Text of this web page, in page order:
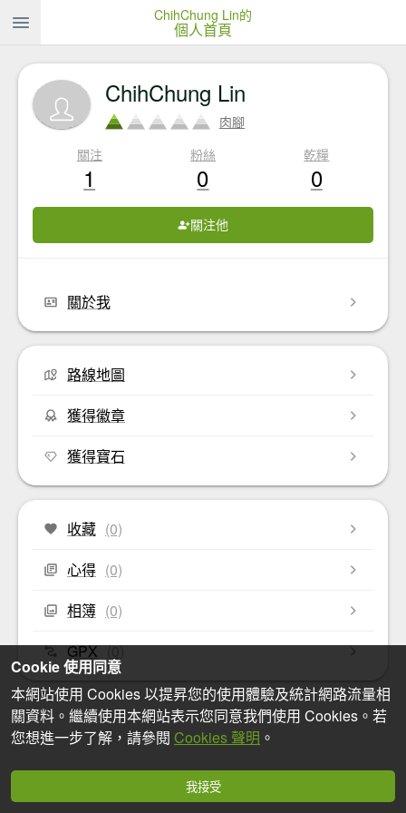
ChihChung Lin的
個人首頁
ChihChung Lin
肉腳
關注
1
粉絲
0
乾糧
0
關注他
關於我
路線地圖
獲得徽章
獲得寶石
收藏 (0)
心得 (0)
相簿 (0)
GPX (0)
Cookie 使用同意
本網站使用 Cookies 以提昇您的使用體驗及統計網路流量相
關資料。繼續使用本網站表示您同意我們使用 Cookies。若
您想進一步了解，請參閱 Cookies 聲明 。
我接受